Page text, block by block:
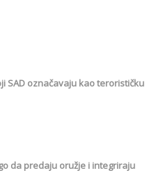
SAD označavaju kao terorističku
da predaju oružje i integriraju